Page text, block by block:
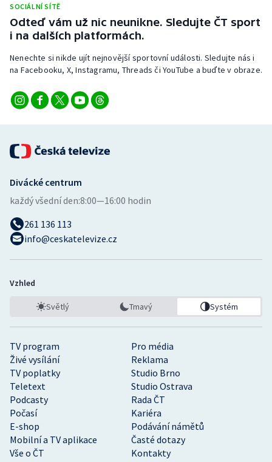
SOCIÁLNÍ SÍTĚ
Odteď vám už nic neunikne. Sledujte ČT sport
i na dalších platformách.
Nenechte si nikde ujít nejnovější sportovní události. Sledujte nás i
na Facebooku, X, Instagramu, Threads či YouTube a buďte v obraze.
TV program
Pro média
Živé vysílání
Reklama
TV poplatky
Studio Brno
Teletext
Studio Ostrava
Podcasty
Rada ČT
Počasí
Kariéra
E-shop
Podávání námětů
Mobilní a TV aplikace
Časté dotazy
Vše o ČT
Kontakty
Divácké centrum
každý všední den:8:00—16:00 hodin
261 136 113
info@ceskatelevize.cz
Vzhled
Světlý Tmavý Systém